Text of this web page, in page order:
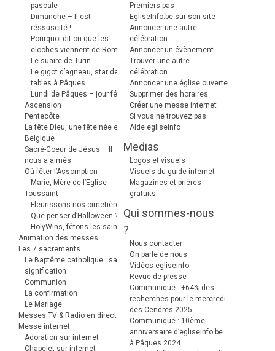
pascale
Dimanche – Il est
réssuscité !
Pourquoi dit-on que les
cloches viennent de Rome ?
Le suaire de Turin
Le gigot d’agneau, star des
tables à Pâques
Lundi de Pâques – jour férié
Ascension
Pentecôte
La fête Dieu, une fête née en
Belgique
Sacré-Coeur de Jésus – Il
nous a aimés.
Où fêter l’Assomption
Marie, Mère de l’Eglise
Toussaint
Fleurissons nos cimetières
Que penser d’Halloween ?
HolyWins, fêtons les saints !
Animation des messes
Les 7 sacrements
Le Baptême catholique : sa
signification
Communion
La confirmation
Le Mariage
Messes TV & Radio en direct
Messe internet
Adoration sur internet
Chapelet sur internet
Premiers pas
EgliseInfo.be sur son site
Annoncer une autre
célébration
Annoncer un évènement
Trouver une autre
célébration
Annoncer une église ouverte
Supprimer des horaires
Créer une messe internet
Si vous ne trouvez pas
Aide egliseinfo
Medias
Logos et visuels
Visuels du guide internet
Magazines et prières
gratuits
Qui sommes-nous
?
Nous contacter
On parle de nous
Vidéos egliseinfo
Revue de presse
Communiqué : +64% des
recherches pour le mercredi
des Cendres 2025
Communiqué : 10ème
anniversaire d’egliseinfo.be
à Pâques 2024